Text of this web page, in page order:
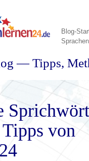
Blog-
— Tipps,
von